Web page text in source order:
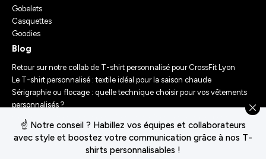
☝️ Notre conseil ? Habillez vos équipes et collaborateurs
avec style et boostez votre communication grâce à nos T-
shirts personnalisables !
Gobelets
Casquettes
Goodies
Blog
Retour sur notre collab de T-shirt personnalisé pour CrossFit Lyon
Le T-shirt personnalisé : textile idéal pour la saison chaude
Sérigraphie ou flocage : quelle technique choisir pour vos vêtements
personnalisés ?
Comment personnaliser des vêtements ? Nos conseils d’experts
Le Festival Chasseur d’Orage : Un Merch Sur-Mesure pour un
Événement Unique